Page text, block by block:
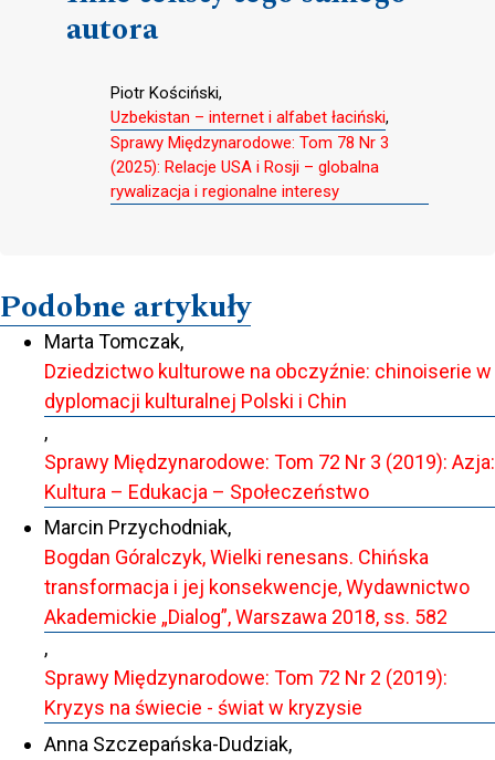
autora
Piotr Kościński,
Uzbekistan – internet i alfabet łaciński,
Sprawy Międzynarodowe: Tom 78 Nr 3
(2025): Relacje USA i Rosji – globalna
rywalizacja i regionalne interesy
Podobne artykuły
Marta Tomczak,
Dziedzictwo kulturowe na obczyźnie: chinoiserie w
dyplomacji kulturalnej Polski i Chin
,
Sprawy Międzynarodowe: Tom 72 Nr 3 (2019): Azja:
Kultura – Edukacja – Społeczeństwo
Marcin Przychodniak,
Bogdan Góralczyk, Wielki renesans. Chińska
transformacja i jej konsekwencje, Wydawnictwo
Akademickie „Dialog”, Warszawa 2018, ss. 582
,
Sprawy Międzynarodowe: Tom 72 Nr 2 (2019):
Kryzys na świecie - świat w kryzysie
Anna Szczepańska-Dudziak,